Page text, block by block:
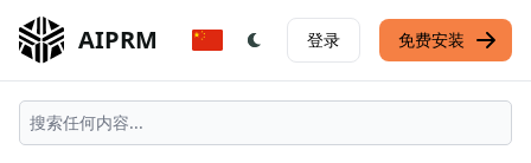
AIPRM 登录 免费安装